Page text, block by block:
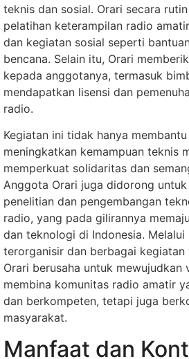
teknis dan sosial. Orari secara
pelatihan keterampilan radio
dan kegiatan sosial seperti
bencana. Selain itu, Orari
kepada anggotanya, termasuk
mendapatkan lisensi dan
radio.
Kegiatan ini tidak hanya
meningkatkan kemampuan teknis
memperkuat solidaritas dan
Anggota Orari juga didorong
penelitian dan pengembangan
radio, yang pada gilirannya
dan teknologi di Indonesia.
terorganisir dan berbagai kegiatan
Orari berusaha untuk mewujudkan
membina komunitas radio amatir
dan berkompeten, tetapi juga
masyarakat.
Manfaat dan